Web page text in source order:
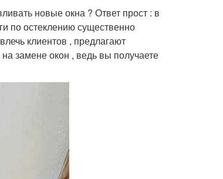
новые окна ? Ответ прост : в
по остеклению существенно
клиентов , предлагают
замене окон , ведь вы получаете